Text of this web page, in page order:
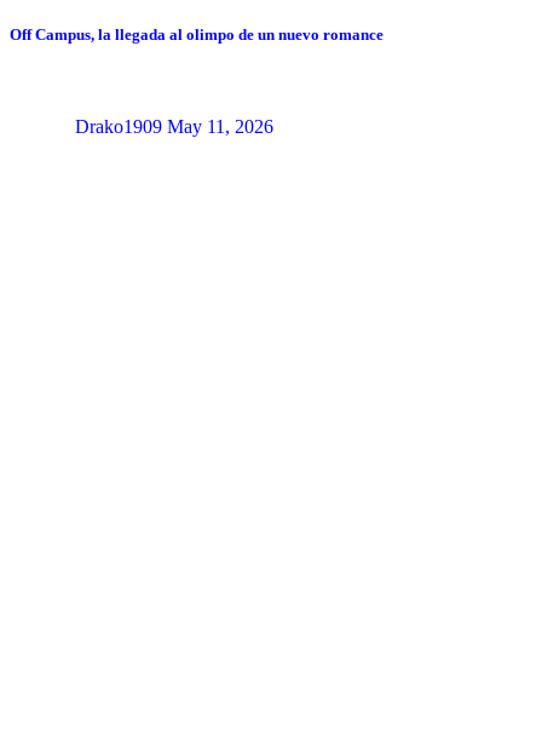
Off Campus, la llegada al olimpo de un nuevo romance
Drako1909 May 11, 2026